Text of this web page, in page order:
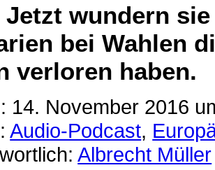
wundern
bei Wahlen
verloren haben.
14. November 2016
Audio-Podcast,
Albrecht Müller